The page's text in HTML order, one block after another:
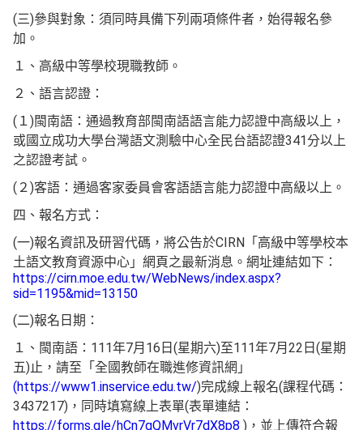
(三)參與對象：須同時具備下列兩項條件者，始得報名參
加。
１、高級中等學校現職教師。
２、語言認證：
(１)閩南語：通過教育部閩南語語言能力認證中高級以上，
或國立成功大學台灣語文測驗中心全民台語認證341分以上
之認證考試。
(２)客語：通過客家委員會客語語言能力認證中高級以上。
四、報名方式：
(一)報名資訊及研習代碼，將公告於CIRN「高級中等學校本
土語文教育資源中心」網頁之最新消息。網址連結如下：
https://cirn.moe.edu.tw/WebNews/index.aspx?
sid=1195&mid=13150
(二)報名日期：
１、閩南語：111年7月16日(星期六)至111年7月22日(星期
五)止，請至「全國教師在職進修資訊網」
(https://www1.inservice.edu.tw/)完成線上報名(課程代碼：
3437217)，同時填寫線上表單(表單連結：
https://forms.gle/hCn7gQMvrVr7dX8p8 )，並上傳符合報